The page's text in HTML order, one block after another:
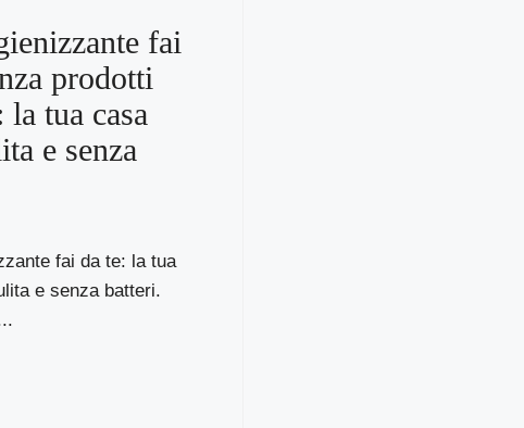
fai
prodotti
tua casa
e senza
fai da te: la tua
e senza batteri.